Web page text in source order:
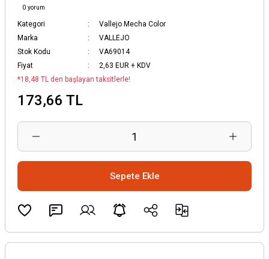
0 yorum
Kategori
Vallejo Mecha Color
Marka
VALLEJO
Stok Kodu
VA69014
Fiyat
2,63 EUR + KDV
*18,48 TL den başlayan taksitlerle!
173,66 TL
Sepete Ekle